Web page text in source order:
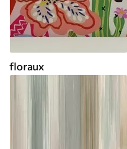
floraux